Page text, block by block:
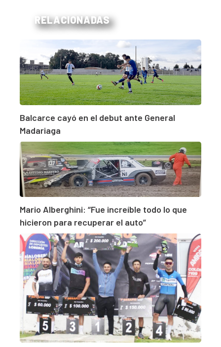
RELACIONADAS
Balcarce cayó en el debut ante General
Madariaga
Mario Alberghini: “Fue increíble todo lo que
hicieron para recuperar el auto”